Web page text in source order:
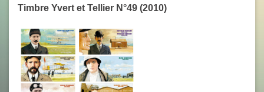
Timbre Yvert et Tellier N°49 (2010)